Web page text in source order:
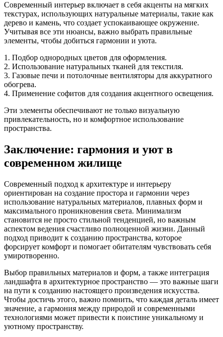
Современный интерьер включает в себя акценты на мягких
текстурах, использующих натуральные материалы, такие как
дерево и камень, что создает успокаивающее окружение.
Учитывая все эти нюансы, важно выбрать правильные
элементы, чтобы добиться гармонии и уюта.
1. Подбор однородных цветов для оформления.
2. Использование натуральных тканей для текстиля.
3. Газовые печи и потолочные вентиляторы для аккуратного
обогрева.
4. Применение софитов для создания акцентного освещения.
Эти элементы обеспечивают не только визуальную
привлекательность, но и комфортное использование
пространства.
Заключение: гармония и уют в
современном жилище
Современный подход к архитектуре и интерьеру
ориентирован на создание простора и гармонии через
использование натуральных материалов, плавных форм и
максимального проникновения света. Минимализм
становится не просто стильной тенденцией, но важным
аспектом ведения счастливо полноценной жизни. Данный
подход приводит к созданию пространства, которое
форсирует комфорт и помогает обитателям чувствовать себя
умиротворенно.
Выбор правильных материалов и форм, а также интеграция
ландшафта в архитектурное пространство — это важные шаги
на пути к созданию настоящего произведения искусства.
Чтобы достичь этого, важно помнить, что каждая деталь имеет
значение, а гармония между природой и современными
технологиями может привести к поистине уникальному и
уютному пространству.